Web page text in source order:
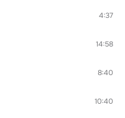
4:37
14:58
8:40
10:40